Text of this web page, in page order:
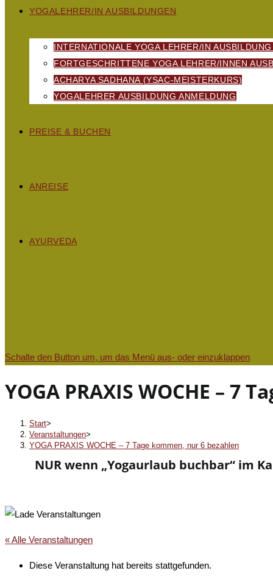
YOGALEHRER/IN AUSBILDUNGEN
INTERNATIONALE YOGA LEHRER/IN
FORTGESCHRITTENE YOGA LEHRER/INNEN
ACHARYA SADHANA (YSAC-MEISTERKURS)
YOGALEHRER AUSBILDUNG ANMELDUNG
PREISE & BUCHEN
ANREISE
AYURVEDA
Schalte den Button um, um das Menü aus- oder einzuklappen
YOGA PRAXIS WOCHE – 7
Start>
Veranstaltungen>
YOGA PRAXIS WOCHE – 7 Tage kommen, nur 6 bezahlen
NUR wenn „Yogaurlaub buchbar“ im
« Alle Veranstaltungen
Diese Veranstaltung hat bereits stattgefunden.